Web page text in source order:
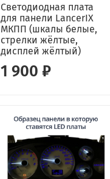
Светодиодная плата
для панели LancerIX
МКПП (шкалы белые,
стрелки жёлтые,
дисплей жёлтый)
1 900 ₽